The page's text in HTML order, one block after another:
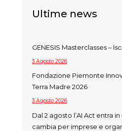
Ultime news
GENESIS Masterclasses –
3 Agosto 2026
Fondazione Piemonte
Terra Madre 2026
3 Agosto 2026
Dal 2 agosto l’AI Act entra
cambia per imprese e